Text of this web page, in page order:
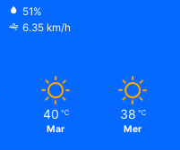
51%
6.35 km/h
40 ℃
Mar
38 ℃
Mer